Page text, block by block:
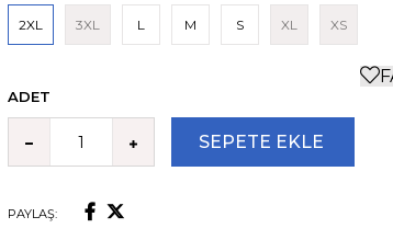
2XL 3XL L M S XL XS
ADET
PAYLAŞ: